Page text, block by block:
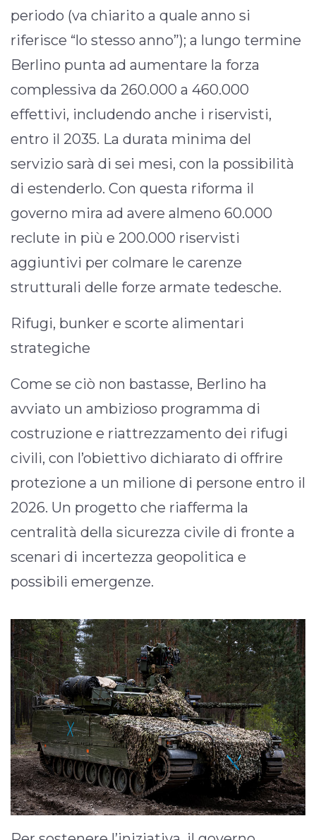
periodo (va chiarito a quale anno si
riferisce “lo stesso anno”); a lungo termine
Berlino punta ad aumentare la forza
complessiva da 260.000 a 460.000
effettivi, includendo anche i riservisti,
entro il 2035. La durata minima del
servizio sarà di sei mesi, con la possibilità
di estenderlo. Con questa riforma il
governo mira ad avere almeno 60.000
reclute in più e 200.000 riservisti
aggiuntivi per colmare le carenze
strutturali delle forze armate tedesche.
Rifugi, bunker e scorte alimentari
strategiche
Come se ciò non bastasse, Berlino ha
avviato un ambizioso programma di
costruzione e riattrezzamento dei rifugi
civili, con l’obiettivo dichiarato di offrire
protezione a un milione di persone entro il
2026. Un progetto che riafferma la
centralità della sicurezza civile di fronte a
scenari di incertezza geopolitica e
possibili emergenze.